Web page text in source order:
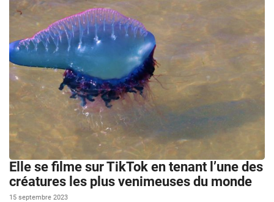
Elle se filme sur TikTok en tenant l’une des
créatures les plus venimeuses du monde
15 septembre 2023